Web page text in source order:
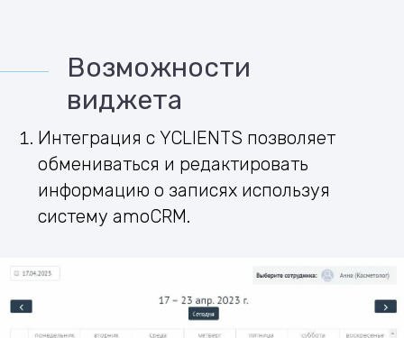
Возможности
виджета
Интеграция с YCLIENTS позволяет
обмениваться и редактировать
информацию о записях используя
систему amoCRM.